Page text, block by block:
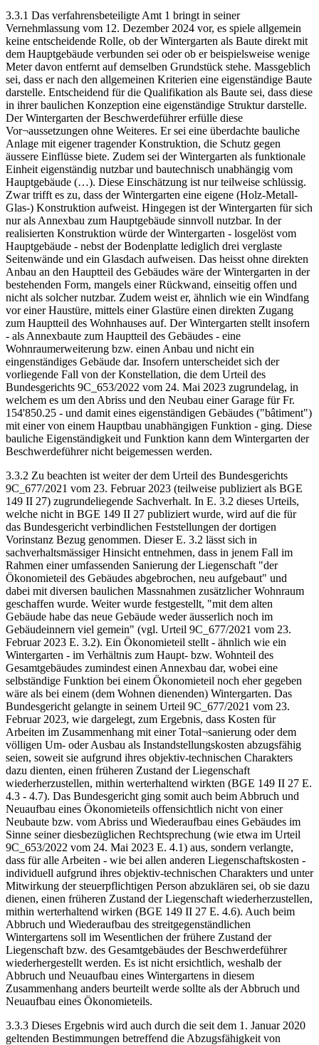
3.3.1 Das verfahrensbeteiligte Amt 1 bringt in seiner
Vernehmlassung vom 12. Dezember 2024 vor, es spiele allgemein
keine entscheidende Rolle, ob der Wintergarten als Baute direkt mit
dem Hauptgebäude verbunden sei oder ob er beispielsweise wenige
Meter davon entfernt auf demselben Grundstück stehe. Massgeblich
sei, dass er nach den allgemeinen Kriterien eine eigenständige Baute
darstelle. Entscheidend für die Qualifikation als Baute sei, dass diese
in ihrer baulichen Konzeption eine eigenständige Struktur darstelle.
Der Wintergarten der Beschwerdeführer erfülle diese
Vor¬aussetzungen ohne Weiteres. Er sei eine überdachte bauliche
Anlage mit eigener tragender Konstruktion, die Schutz gegen
äussere Einflüsse biete. Zudem sei der Wintergarten als funktionale
Einheit eigenständig nutzbar und bautechnisch unabhängig vom
Hauptgebäude (…). Diese Einschätzung ist nur teilweise schlüssig.
Zwar trifft es zu, dass der Wintergarten eine eigene (Holz-Metall-
Glas-) Konstruktion aufweist. Hingegen ist der Wintergarten für sich
nur als Annexbau zum Hauptgebäude sinnvoll nutzbar. In der
realisierten Konstruktion würde der Wintergarten - losgelöst vom
Hauptgebäude - nebst der Bodenplatte lediglich drei verglaste
Seitenwände und ein Glasdach aufweisen. Das heisst ohne direkten
Anbau an den Hauptteil des Gebäudes wäre der Wintergarten in der
bestehenden Form, mangels einer Rückwand, einseitig offen und
nicht als solcher nutzbar. Zudem weist er, ähnlich wie ein Windfang
vor einer Haustüre, mittels einer Glastüre einen direkten Zugang
zum Hauptteil des Wohnhauses auf. Der Wintergarten stellt insofern
- als Annexbaute zum Hauptteil des Gebäudes - eine
Wohnraumerweiterung bzw. einen Anbau und nicht ein
eingenständiges Gebäude dar. Insofern unterscheidet sich der
vorliegende Fall von der Konstellation, die dem Urteil des
Bundesgerichts 9C_653/2022 vom 24. Mai 2023 zugrundelag, in
welchem es um den Abriss und den Neubau einer Garage für Fr.
154'850.25 - und damit eines eigenständigen Gebäudes ("bâtiment")
mit einer von einem Hauptbau unabhängigen Funktion - ging. Diese
bauliche Eigenständigkeit und Funktion kann dem Wintergarten der
Beschwerdeführer nicht beigemessen werden.
3.3.2 Zu beachten ist weiter der dem Urteil des Bundesgerichts
9C_677/2021 vom 23. Februar 2023 (teilweise publiziert als BGE
149 II 27) zugrundeliegende Sachverhalt. In E. 3.2 dieses Urteils,
welche nicht in BGE 149 II 27 publiziert wurde, wird auf die für
das Bundesgericht verbindlichen Feststellungen der dortigen
Vorinstanz Bezug genommen. Dieser E. 3.2 lässt sich in
sachverhaltsmässiger Hinsicht entnehmen, dass in jenem Fall im
Rahmen einer umfassenden Sanierung der Liegenschaft "der
Ökonomieteil des Gebäudes abgebrochen, neu aufgebaut" und
dabei mit diversen baulichen Massnahmen zusätzlicher Wohnraum
geschaffen wurde. Weiter wurde festgestellt, "mit dem alten
Gebäude habe das neue Gebäude weder äusserlich noch im
Gebäudeinnern viel gemein" (vgl. Urteil 9C_677/2021 vom 23.
Februar 2023 E. 3.2). Ein Ökonomieteil stellt - ähnlich wie ein
Wintergarten - im Verhältnis zum Haupt- bzw. Wohnteil des
Gesamtgebäudes zumindest einen Annexbau dar, wobei eine
selbständige Funktion bei einem Ökonomieteil noch eher gegeben
wäre als bei einem (dem Wohnen dienenden) Wintergarten. Das
Bundesgericht gelangte in seinem Urteil 9C_677/2021 vom 23.
Februar 2023, wie dargelegt, zum Ergebnis, dass Kosten für
Arbeiten im Zusammenhang mit einer Total¬sanierung oder dem
völligen Um- oder Ausbau als Instandstellungskosten abzugsfähig
seien, soweit sie aufgrund ihres objektiv-technischen Charakters
dazu dienten, einen früheren Zustand der Liegenschaft
wiederherzustellen, mithin werterhaltend wirkten (BGE 149 II 27 E.
4.3 - 4.7). Das Bundesgericht ging somit auch beim Abbruch und
Neuaufbau eines Ökonomieteils offensichtlich nicht von einer
Neubaute bzw. vom Abriss und Wiederaufbau eines Gebäudes im
Sinne seiner diesbezüglichen Rechtsprechung (wie etwa im Urteil
9C_653/2022 vom 24. Mai 2023 E. 4.1) aus, sondern verlangte,
dass für alle Arbeiten - wie bei allen anderen Liegenschaftskosten -
individuell aufgrund ihres objektiv-technischen Charakters und unter
Mitwirkung der steuerpflichtigen Person abzuklären sei, ob sie dazu
dienen, einen früheren Zustand der Liegenschaft wiederherzustellen,
mithin werterhaltend wirken (BGE 149 II 27 E. 4.6). Auch beim
Abbruch und Wiederaufbau des streitgegenständlichen
Wintergartens soll im Wesentlichen der frühere Zustand der
Liegenschaft bzw. des Gesamtgebäudes der Beschwerdeführer
wiederhergestellt werden. Es ist nicht ersichtlich, weshalb der
Abbruch und Neuaufbau eines Wintergartens in diesem
Zusammenhang anders beurteilt werde sollte als der Abbruch und
Neuaufbau eines Ökonomieteils.
3.3.3 Dieses Ergebnis wird auch durch die seit dem 1. Januar 2020
geltenden Bestimmungen betreffend die Abzugsfähigkeit von